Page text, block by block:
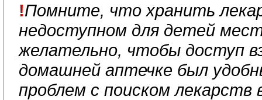
!Помните, что хранить
недоступном для детей
желательно, чтобы доступ
домашней аптечке был
проблем с поиском